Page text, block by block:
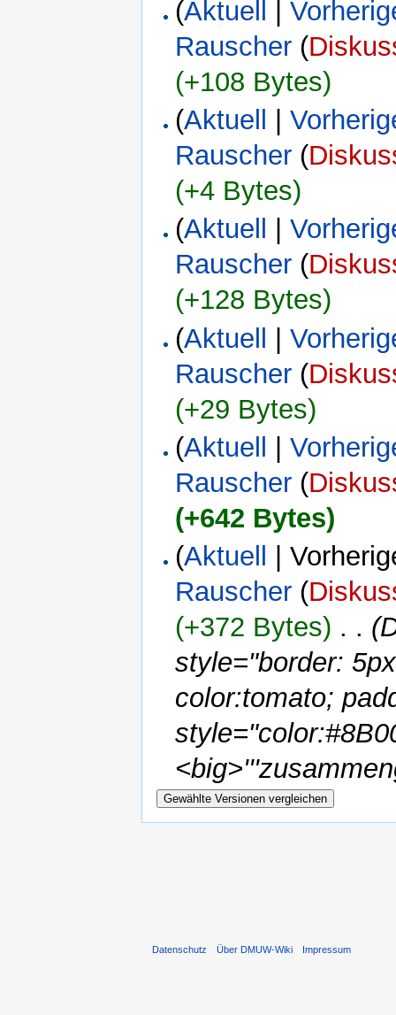
(Aktuell |
Rauscher (
(+108 Bytes)
(Aktuell |
Rauscher (
(+4 Bytes)
(Aktuell |
Rauscher (
(+128 Bytes)
(Aktuell |
Rauscher (
(+29 Bytes)
(Aktuell |
Rauscher (
(+642 Bytes)
(Aktuell
|
Rauscher (
(+372 Bytes) . .
style="border:
color:tomato;
Datenschutz Über DMUW-Wiki Impressum